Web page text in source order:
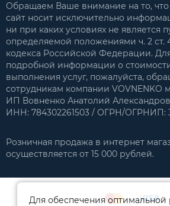
Обращаем Ваше внимание на то,
сайт носит исключительно
ни при каких условиях не является
определяемой положениями ч. 2 ст.
кодекса Российской Федерации.
подробной информации о
выполнения услуг, пожалуйста,
сотрудникам компании VOVNENKO
ИП Вовненко Анатолий
ИНН: 784302261503 / ОГРН/ОГРНИП:
Розничная продажа в интернет
осуществляется от 15 000 рублей.
Для обеспечения оптимальной